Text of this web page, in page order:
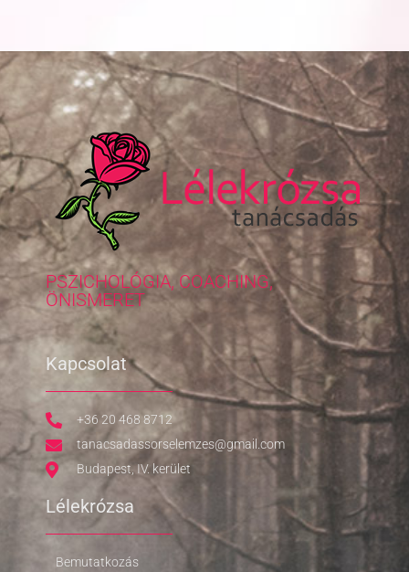
PSZICHOLÓGIA, COACHING,
ÖNISMERET
Kapcsolat
+36 20 468 8712
tanacsadassorselemzes@gmail.com
Budapest, IV. kerület
Lélekrózsa
Bemutatkozás